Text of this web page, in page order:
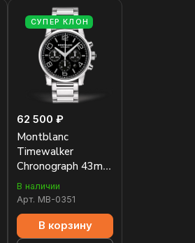
СУПЕР КЛОН
62 500 ₽
Montblanc
Timewalker
Chronograph 43mm
09668
В наличии
Арт. MB-0351
В корзину